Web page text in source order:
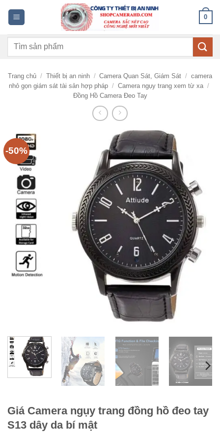
dung
0
Tìm
Trang chủ / Thiết bị an ninh / Camera Quan Sát, Giám Sát / camera
nhỏ gọn giám sát tài sản hợp pháp / Camera ngụy trang xem từ xa /
Đồng Hồ Camera Đeo Tay
-50%
Giá Camera ngụy trang đồng hồ đeo tay
S13 dây da bí mật